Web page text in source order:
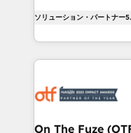
customer platform
Loop Marketing
services, smart
results, fast. ⚙️CRM & RevOps: Align all Hubs to your
🎯Demand Gen &
ソリューション・パートナー
On The Fuze